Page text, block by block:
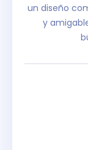
un diseño
y